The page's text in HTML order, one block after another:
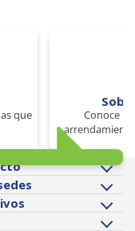
que
Conoce